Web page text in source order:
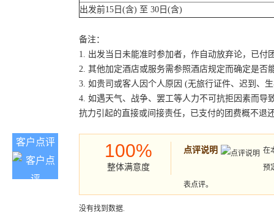
出发前15日(含) 至 30日(含)
备注：
1. 出发当日未能准时参加者，作自动放弃论，已付
2. 其他加定酒店或服务需参照酒店规定而确定是否
3. 如贵司或客人因个人原因 (无旅行证件、迟到、
4. 如遇天气、战争、罢工等人力不可抗拒因素而
抗力引起的直接或间接责任，已支付的团费概不退
客户点评 100%
整体满意度
点评说明
在
预
表点评。
没有找到数据.